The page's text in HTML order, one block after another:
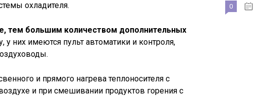
охладителя.
тем большим количеством дополнительных
у них имеются пульт автоматики и контроля,
и прямого нагрева теплоносителя с
и при смешивании продуктов горения с
0